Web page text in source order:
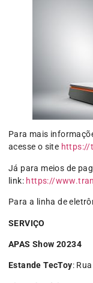
Para mais
acesse o site https://
Já para meios de
link: https://
Para a linha de
SERVIÇO
APAS Show 20234
Estande TecToy: